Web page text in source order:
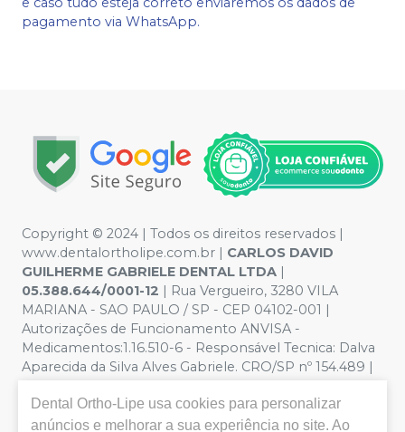
pagamento via WhatsApp.
Copyright © 2024 | Todos os direitos reservados |
www.dentalortholipe.com.br | CARLOS DAVID
GUILHERME GABRIELE DENTAL LTDA |
05.388.644/0001-12 | Rua Vergueiro, 3280 VILA
MARIANA - SAO PAULO / SP - CEP 04102-001 |
Autorizações de Funcionamento ANVISA -
Medicamentos:1.16.510-6 - Responsável Tecnica: Dalva
Aparecida da Silva Alves Gabriele. CRO/SP nº 154.489 |
ilustrativas - Os preços e condições da loja virtual estão
sujeitos a alterações. Em caso de divergência de preços
Dental Ortho-Lipe usa cookies para personalizar
anúncios e melhorar a sua experiência no site. Ao